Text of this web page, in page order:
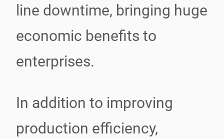
line downtime, bringing huge
economic benefits to
enterprises.
In addition to improving
production efficiency,